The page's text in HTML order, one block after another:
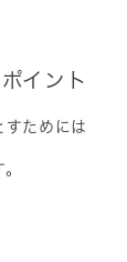
イント
すためには